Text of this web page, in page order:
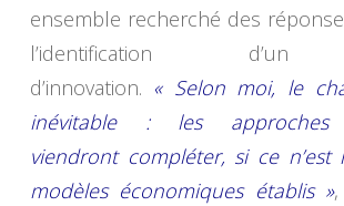
ensemble recherché des
l’identification d’un
d’innovation. « Selon moi, le
inévitable : les approches
viendront compléter, si ce n’est
modèles économiques établis »